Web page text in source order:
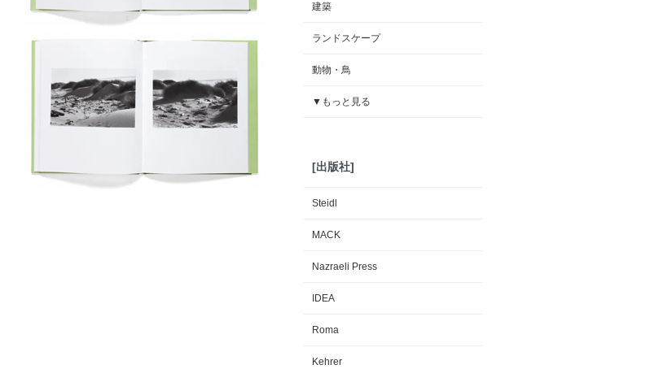
建築
ランドスケープ
動物・鳥
▼もっと見る
[出版社]
Steidl
MACK
Nazraeli Press
IDEA
Roma
Kehrer